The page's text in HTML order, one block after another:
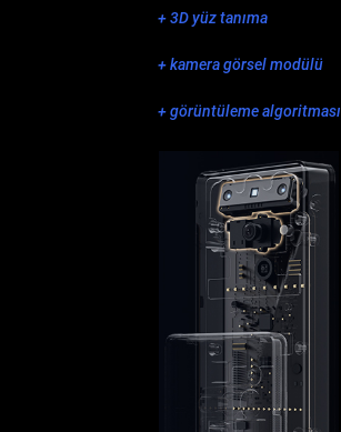
+ 3D yüz tanıma
+ kamera görsel modülü
+ görüntüleme algoritması